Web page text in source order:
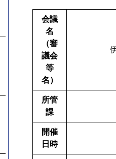
会議
名
（審
議会
等
名）
所管
課
開催
日時